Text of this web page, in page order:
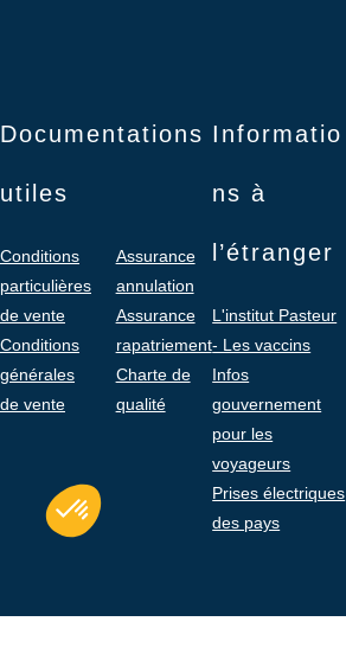
Documentations
utiles
Conditions
particulières
de vente
Conditions
générales
de vente
Assurance
annulation
Assurance
rapatriement
Charte de
qualité
Informatio
ns à
l’étranger
L'institut Pasteur
- Les vaccins
Infos
gouvernement
pour les
voyageurs
Prises électriques
des pays